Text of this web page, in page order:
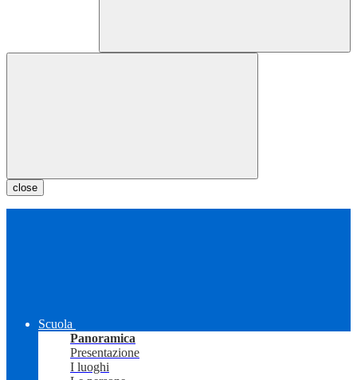
close
Scuola
Panoramica
Presentazione
I luoghi